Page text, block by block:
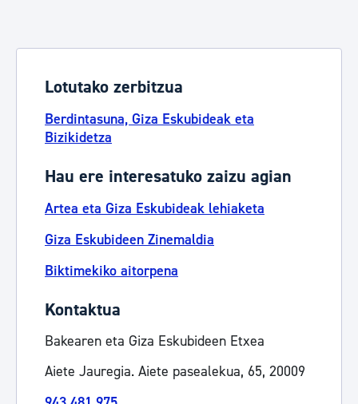
Lotutako zerbitzua
Berdintasuna, Giza Eskubideak eta
Bizikidetza
Hau ere interesatuko zaizu agian
Artea eta Giza Eskubideak lehiaketa
Giza Eskubideen Zinemaldia
Biktimekiko aitorpena
Kontaktua
Bakearen eta Giza Eskubideen Etxea
Aiete Jauregia. Aiete pasealekua, 65, 20009